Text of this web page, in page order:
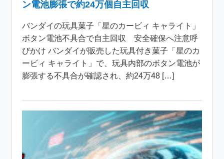
ン電池膨張で約24万個自主回収
バンダイの玩具菓子「星のカービィ キャライト」
ボタン電池不具合で自主回収 安全確保へ注意呼
びかけ バンダイが販売した玩具付き菓子「星のカ
ービィ キャライト」で、玩具内部のボタン電池が
膨張する不具合が確認され、約24万48 […]